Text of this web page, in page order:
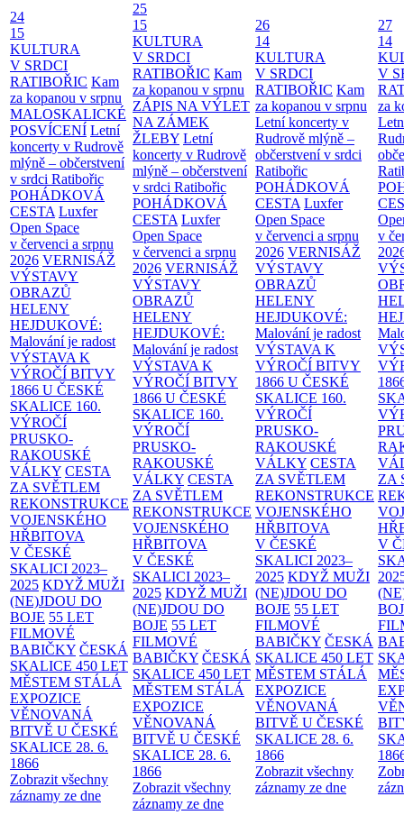
24
15
KULTURA
V SRDCI
RATIBOŘIC Kam
za kopanou v srpnu
MALOSKALICKÉ
POSVÍCENÍ Letní
koncerty v Rudrově
mlýně – občerstvení
v srdci Ratibořic
POHÁDKOVÁ
CESTA Luxfer
Open Space
v červenci a srpnu
2026 VERNISÁŽ
VÝSTAVY
OBRAZŮ
HELENY
HEJDUKOVÉ:
Malování je radost
VÝSTAVA K
VÝROČÍ BITVY
1866 U ČESKÉ
SKALICE 160.
VÝROČÍ
PRUSKO-
RAKOUSKÉ
VÁLKY CESTA
ZA SVĚTLEM
REKONSTRUKCE
VOJENSKÉHO
HŘBITOVA
V ČESKÉ
SKALICI 2023–
2025 KDYŽ MUŽI
(NE)JDOU DO
BOJE 55 LET
FILMOVÉ
BABIČKY ČESKÁ
SKALICE 450 LET
MĚSTEM STÁLÁ
EXPOZICE
VĚNOVANÁ
BITVĚ U ČESKÉ
SKALICE 28. 6.
1866
Zobrazit všechny
záznamy ze dne
25
15
KULTURA
V SRDCI
RATIBOŘIC Kam
za kopanou v srpnu
ZÁPIS NA VÝLET
NA ZÁMEK
ŽLEBY Letní
koncerty v Rudrově
mlýně – občerstvení
v srdci Ratibořic
POHÁDKOVÁ
CESTA Luxfer
Open Space
v červenci a srpnu
2026 VERNISÁŽ
VÝSTAVY
OBRAZŮ
HELENY
HEJDUKOVÉ:
Malování je radost
VÝSTAVA K
VÝROČÍ BITVY
1866 U ČESKÉ
SKALICE 160.
VÝROČÍ
PRUSKO-
RAKOUSKÉ
VÁLKY CESTA
ZA SVĚTLEM
REKONSTRUKCE
VOJENSKÉHO
HŘBITOVA
V ČESKÉ
SKALICI 2023–
2025 KDYŽ MUŽI
(NE)JDOU DO
BOJE 55 LET
FILMOVÉ
BABIČKY ČESKÁ
SKALICE 450 LET
MĚSTEM STÁLÁ
EXPOZICE
VĚNOVANÁ
BITVĚ U ČESKÉ
SKALICE 28. 6.
1866
Zobrazit všechny
záznamy ze dne
26
14
KULTURA
V SRDCI
RATIBOŘIC Kam
za kopanou v srpnu
Letní koncerty v
Rudrově mlýně –
občerstvení v srdci
Ratibořic
POHÁDKOVÁ
CESTA Luxfer
Open Space
v červenci a srpnu
2026 VERNISÁŽ
VÝSTAVY
OBRAZŮ
HELENY
HEJDUKOVÉ:
Malování je radost
VÝSTAVA K
VÝROČÍ BITVY
1866 U ČESKÉ
SKALICE 160.
VÝROČÍ
PRUSKO-
RAKOUSKÉ
VÁLKY CESTA
ZA SVĚTLEM
REKONSTRUKCE
VOJENSKÉHO
HŘBITOVA
V ČESKÉ
SKALICI 2023–
2025 KDYŽ MUŽI
(NE)JDOU DO
BOJE 55 LET
FILMOVÉ
BABIČKY ČESKÁ
SKALICE 450 LET
MĚSTEM STÁLÁ
EXPOZICE
VĚNOVANÁ
BITVĚ U ČESKÉ
SKALICE 28. 6.
1866
Zobrazit všechny
záznamy ze dne
27
14
V
za
v
ZA
V